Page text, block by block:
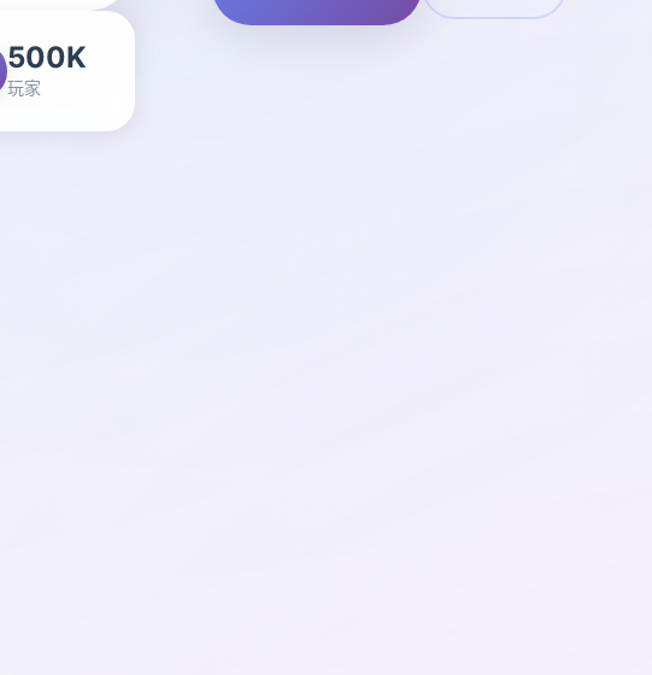
500K
玩家